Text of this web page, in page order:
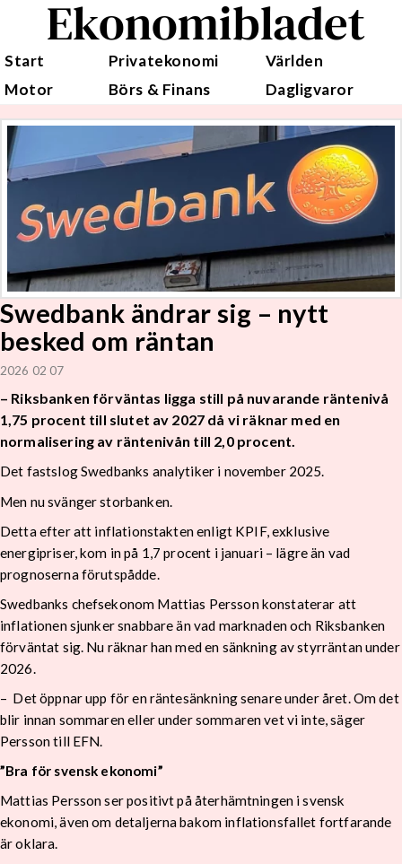
Ekonomibladet
Start Privatekonomi
Världen
Motor
Börs & Finans Dagligvaror
Swedbank ändrar sig – nytt
besked om räntan
2026 02 07
– Riksbanken förväntas ligga still på nuvarande räntenivå
1,75 procent till slutet av 2027 då vi räknar med en
normalisering av räntenivån till 2,0 procent.
Det fastslog Swedbanks analytiker i november 2025.
Men nu svänger storbanken.
Detta efter att inflationstakten enligt KPIF, exklusive
energipriser, kom in på 1,7 procent i januari – lägre än vad
prognoserna förutspådde.
Swedbanks chefsekonom Mattias Persson konstaterar att
inflationen sjunker snabbare än vad marknaden och Riksbanken
förväntat sig. Nu räknar han med en sänkning av styrräntan under
2026.
– Det öppnar upp för en räntesänkning senare under året. Om det
blir innan sommaren eller under sommaren vet vi inte, säger
Persson till EFN.
”Bra för svensk ekonomi”
Mattias Persson ser positivt på återhämtningen i svensk
ekonomi, även om detaljerna bakom inflationsfallet fortfarande
är oklara.